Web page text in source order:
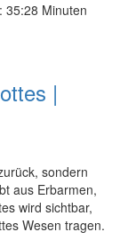
35:28 Minuten
|
sondern
aus Erbarmen,
wird sichtbar,
Wesen tragen.